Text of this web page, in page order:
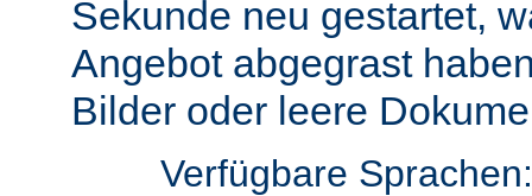
Sekunde neu gestartet,
Angebot abgegrast
Bilder oder leere
Verfügbare